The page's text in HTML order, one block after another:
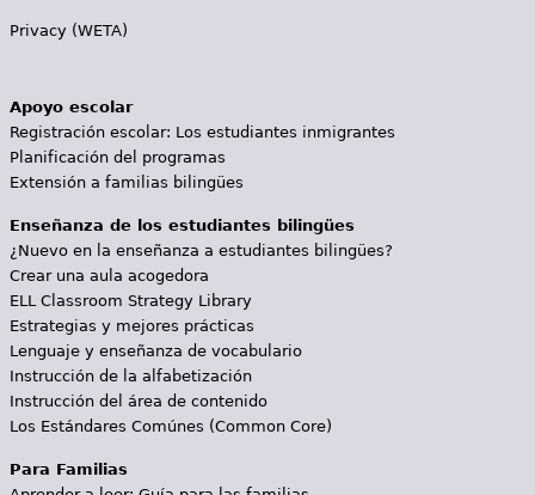
Privacy (WETA)
Apoyo escolar
Registración escolar: Los estudiantes inmigrantes
Planificación del programas
Extensión a familias bilingües
Enseñanza de los estudiantes bilingües
¿Nuevo en la enseñanza a estudiantes bilingües?
Crear una aula acogedora
ELL Classroom Strategy Library
Estrategias y mejores prácticas
Lenguaje y enseñanza de vocabulario
Instrucción de la alfabetización
Instrucción del área de contenido
Los Estándares Comúnes (Common Core)
Para Familias